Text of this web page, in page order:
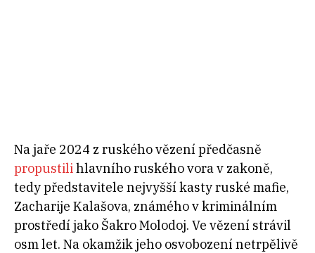
Na jaře 2024 z ruského vězení předčasně
propustilihlavního ruského vora v zakoně,
tedy představitele nejvyšší kasty ruské mafie,
Zacharije Kalašova, známého v kriminálním
prostředí jako Šakro Molodoj. Ve vězení strávil
osm let. Na okamžik jeho osvobození netrpělivě